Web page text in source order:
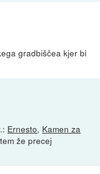
gradbiščea kjer bi
Ernesto, Kamen za
že precej